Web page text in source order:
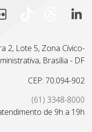
2, Lote 5, Zona Cívico-
Brasília - DF
CEP: 70.094-902
(61) 3348-8000
de 9h a 19h